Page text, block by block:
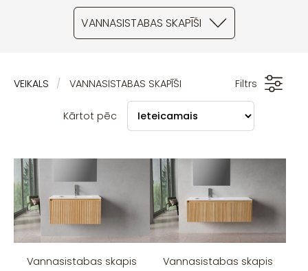
VANNASISTABAS SKAPĪŠI
VEIKALS VANNASISTABAS SKAPĪŠI Filtrs
Kārtot pēc
Vannasistabas skapis
Vannasistabas skapis